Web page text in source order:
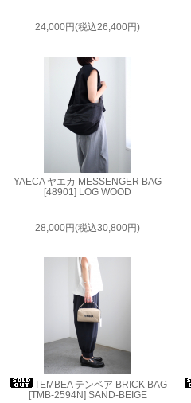
24,000円(税込26,400円)
YAECA ヤエカ MESSENGER BAG
[48901] LOG WOOD
28,000円(税込30,800円)
TEMBEA テンベア BRICK BAG
[TMB-2594N] SAND-BEIGE